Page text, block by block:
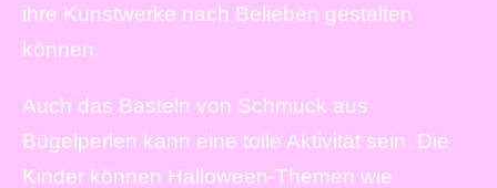
ihre Kunstwerke nach Belieben gestalten
können.
Auch das Basteln von Schmuck aus
Bügelperlen kann eine tolle Aktivität sein. Die
Kinder können Halloween-Themen wie